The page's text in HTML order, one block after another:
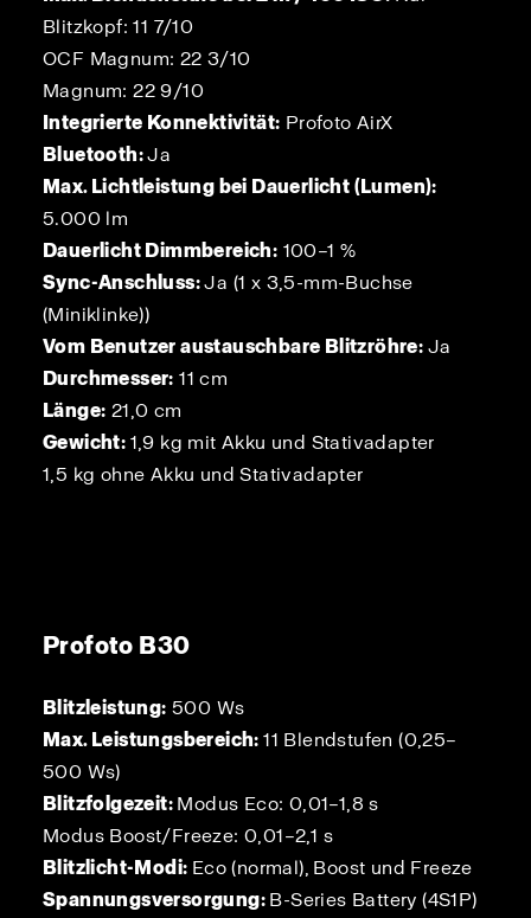
Blitzkopf: 11 7/10
OCF Magnum: 22 3/10
Magnum: 22 9/10
Integrierte Konnektivität: Profoto AirX
Bluetooth:Ja
Max. Lichtleistung bei Dauerlicht (Lumen):
5.000 lm
Dauerlicht Dimmbereich: 100–1 %
Sync-Anschluss:Ja (1 x 3,5-mm-Buchse
(Miniklinke))
Vom Benutzer austauschbare Blitzröhre: Ja
Durchmesser: 11 cm
Länge: 21,0 cm
Gewicht: 1,9 kg mit Akku und Stativadapter
1,5 kg ohne Akku und Stativadapter
Profoto B30
Blitzleistung: 500 Ws
Max. Leistungsbereich:11 Blendstufen (0,25–
500 Ws)
Blitzfolgezeit: Modus Eco: 0,01–1,8 s
Modus Boost/Freeze: 0,01–2,1 s
Blitzlicht-Modi: Eco (normal), Boost und Freeze
Spannungsversorgung: B-Series Battery (4S1P)